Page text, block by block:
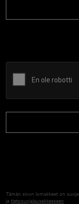
Tämän sivun lomakkeet on
jatietosuojalausekkeeseen